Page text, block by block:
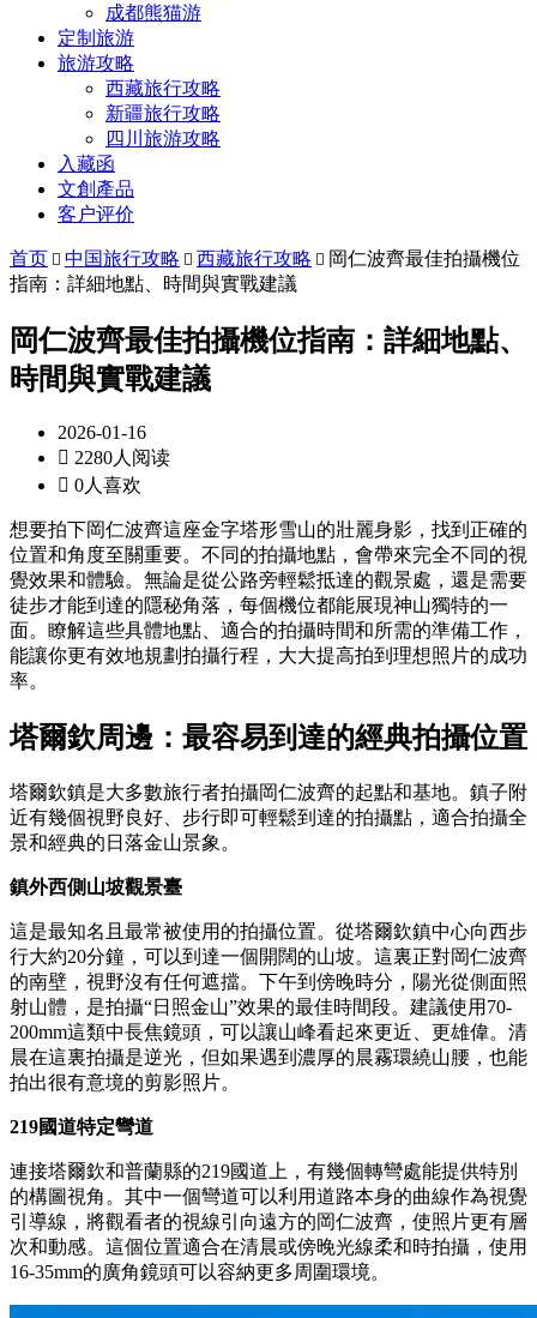
成都熊猫游
定制旅游
旅游攻略
西藏旅行攻略
新疆旅行攻略
四川旅游攻略
入藏函
文創產品
客户评价
首页  中国旅行攻略  西藏旅行攻略  岡仁波齊最佳拍攝機位
指南：詳細地點、時間與實戰建議
岡仁波齊最佳拍攝機位指南：詳細地點、
時間與實戰建議
2026-01-16
 2280人阅读
 0人喜欢
想要拍下岡仁波齊這座金字塔形雪山的壯麗身影，找到正確的
位置和角度至關重要。不同的拍攝地點，會帶來完全不同的視
覺效果和體驗。無論是從公路旁輕鬆抵達的觀景處，還是需要
徒步才能到達的隱秘角落，每個機位都能展現神山獨特的一
面。瞭解這些具體地點、適合的拍攝時間和所需的準備工作，
能讓你更有效地規劃拍攝行程，大大提高拍到理想照片的成功
率。
塔爾欽周邊：最容易到達的經典拍攝位置
塔爾欽鎮是大多數旅行者拍攝岡仁波齊的起點和基地。鎮子附
近有幾個視野良好、步行即可輕鬆到達的拍攝點，適合拍攝全
景和經典的日落金山景象。
鎮外西側山坡觀景臺
這是最知名且最常被使用的拍攝位置。從塔爾欽鎮中心向西步
行大約20分鐘，可以到達一個開闊的山坡。這裏正對岡仁波齊
的南壁，視野沒有任何遮擋。下午到傍晚時分，陽光從側面照
射山體，是拍攝“日照金山”效果的最佳時間段。建議使用70-
200mm這類中長焦鏡頭，可以讓山峰看起來更近、更雄偉。清
晨在這裏拍攝是逆光，但如果遇到濃厚的晨霧環繞山腰，也能
拍出很有意境的剪影照片。
219國道特定彎道
連接塔爾欽和普蘭縣的219國道上，有幾個轉彎處能提供特別
的構圖視角。其中一個彎道可以利用道路本身的曲線作為視覺
引導線，將觀看者的視線引向遠方的岡仁波齊，使照片更有層
次和動感。這個位置適合在清晨或傍晚光線柔和時拍攝，使用
16-35mm的廣角鏡頭可以容納更多周圍環境。